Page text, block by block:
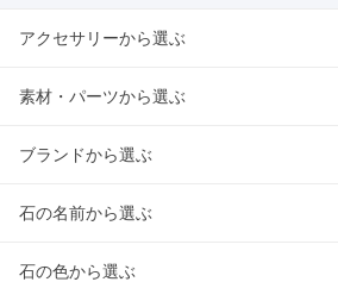
アクセサリーから選ぶ
素材・パーツから選ぶ
ブランドから選ぶ
石の名前から選ぶ
石の色から選ぶ